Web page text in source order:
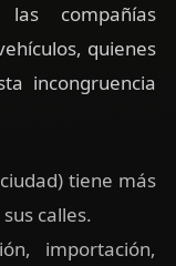
compañías
quienes
incongruencia
tiene más
calles.
importación,